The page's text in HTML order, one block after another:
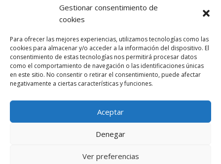
Gestionar consentimiento de
cookies
Para ofrecer las mejores experiencias, utilizamos tecnologías como las
cookies para almacenar y/o acceder a la información del dispositivo. El
consentimiento de estas tecnologías nos permitirá procesar datos
como el comportamiento de navegación o las identificaciones únicas
en este sitio. No consentir o retirar el consentimiento, puede afectar
negativamente a ciertas características y funciones.
Aceptar
Denegar
Ver preferencias
Deja una respuesta
comentario.
Entra con tu red social
He leído y acepto laPolítica de Privacidad